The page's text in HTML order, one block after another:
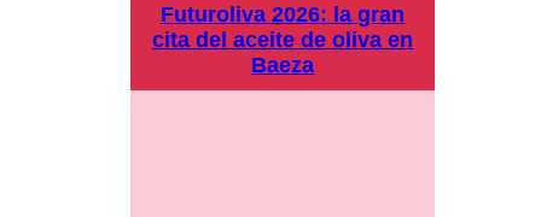
Futuroliva 2026: la gran
cita del aceite de oliva en
Baeza